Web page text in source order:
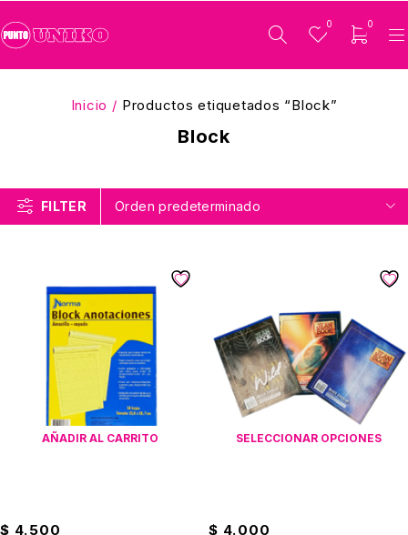
0 0
Block
Inicio / Productos etiquetados “Block”
FILTER Orden predeterminado
AÑADIR AL CARRITO
$ 4.500
SELECCIONAR OPCIONES
$ 4.000